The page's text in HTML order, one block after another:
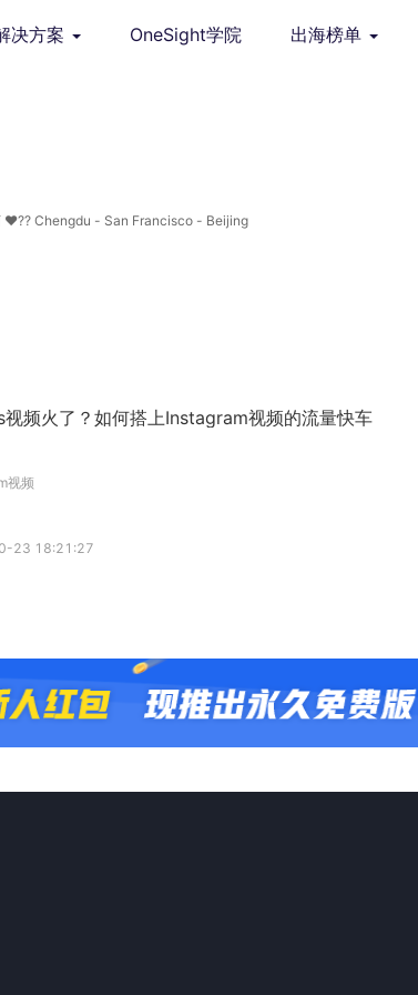
决方案 OneSight学院 出海榜单
♥️?? Chengdu - San Francisco - Beijing
视频火了？如何搭上Instagram视频的流量快车
视频
23 18:21:27